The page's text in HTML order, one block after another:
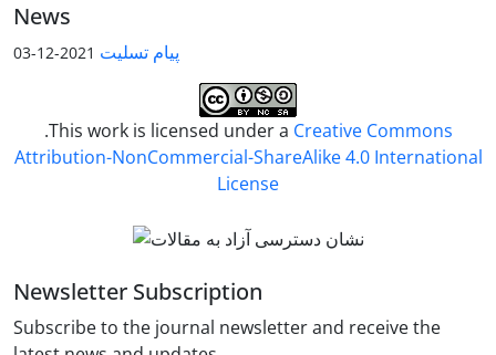
News
پیام تسلیت 2021-12-03
.This work is licensed under a Creative Commons
Attribution-NonCommercial-ShareAlike 4.0 International
License
Newsletter Subscription
Subscribe to the journal newsletter and receive the